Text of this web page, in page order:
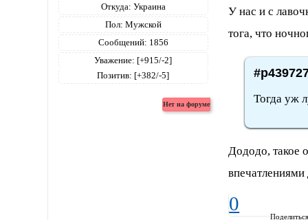
Откуда: Украина
Пол: Мужской
Сообщений: 1856
Уважение: [+915/-2]
Позитив: [+382/-5]
У нас и с
тога, что
Тогда уж
Дододо, такое
0